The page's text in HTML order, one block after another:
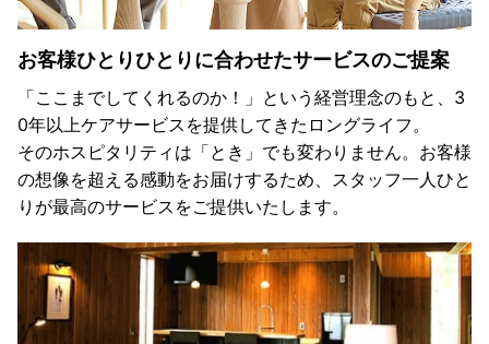
お客様ひとりひとりに合わせたサービスのご提案
「ここまでしてくれるのか！」という経営理念のもと、3
0年以上ケアサービスを提供してきたロングライフ。
そのホスピタリティは「とき」でも変わりません。お客様
の想像を超える感動をお届けするため、スタッフ一人ひと
りが最高のサービスをご提供いたします。